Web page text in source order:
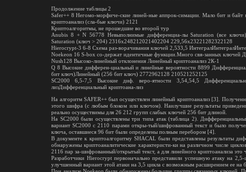
Продолжение таблицы 2
Safer++ 8 Негомо-морфиче-ские линей-ные аппрок-симации. Мало бит и байт
криптоанализ (сла-бые ключи) 2121
Криптоалгоритмы, не прошедшие во второй тур
Anubis 8 + N 56778 Невыполнимые дифференциа-лы Saturation (все
Saturation (ключ > 204) 2316х248212021402204 229,56х23221282322128
Hierocrypt-3 6-8 Схема раз-ворачивания ключей 2,533,5
Noekeon 16 S-box со-держат идентичные функции.Много свя-занных ключей
Nush128 Высоко-линейный отклонения Линейный криптоанализ 2К-1
Q 8 Высокие дифферен-циальный и линейные вероятности 8899
бит ключ)Линейный (256 бит ключ) 2772962128 210521252125
SC2000 6,5-7,5 Высокие диф. веро-ятности 3,54,54,5
лизДифференциальный криптоана-лиз
На алгоритм SAFER++ был осуществлен линейный криптоанализ [3].
этого шифра (с любым блоком или ключом). Наилучшие результаты
реально осуществимы для 26 212 групп слабых ключей 256 бит длиной.
На SC2000 были осуществлены три типа атак (таблица 2).
вариант SC2000 с 2110 парами откры-тый/шифрованный текст и было
ключа, оставшиеся 96 бит были определены полным перебором [4].
В документе к криптоалгоритму SHACAL были представлены результаты
обнаружены криптоаналитические характеристи-ки на различном числе
2116 пар за-шифрованный/открытый текст, а для линейного криптоанализа это
Разработчики Hierocrypt первоначально представили успешную атаку на
улучшенный вариант этой атаки на 3,5 цикла с возможным расширением ее на